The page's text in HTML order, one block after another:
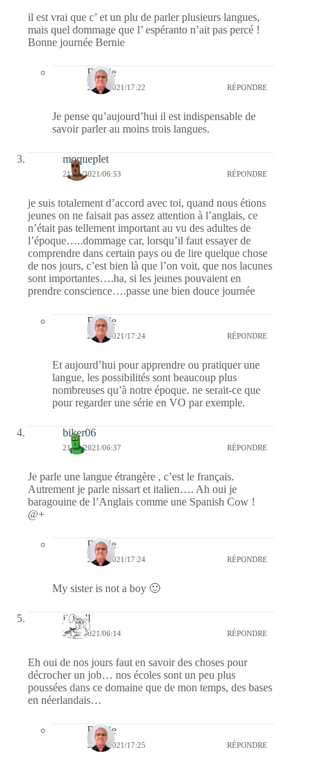
il est vrai que c’ et un plu de parler plusieurs langues,
mais quel dommage que l’ espéranto n’ait pas percé !
Bonne journée Bernie
Bernie
21/01/2021/17:22 RÉPONDRE
Je pense qu’aujourd’hui il est indispensable de
savoir parler au moins trois langues.
moqueplet
21/01/2021/06:53 RÉPONDRE
je suis totalement d’accord avec toi, quand nous étions
jeunes on ne faisait pas assez attention à l’anglais, ce
n’était pas tellement important au vu des adultes de
l’époque…..dommage car, lorsqu’il faut essayer de
comprendre dans certain pays ou de lire quelque chose
de nos jours, c’est bien là que l’on voit, que nos lacunes
sont importantes….ha, si les jeunes pouvaient en
prendre conscience….passe une bien douce journée
Bernie
21/01/2021/17:24 RÉPONDRE
Et aujourd’hui pour apprendre ou pratiquer une
langue, les possibilités sont beaucoup plus
nombreuses qu’à notre époque. ne serait-ce que
pour regarder une série en VO par exemple.
biker06
21/01/2021/06:37 RÉPONDRE
Je parle une langue étrangère , c’est le français.
Autrement je parle nissart et italien…. Ah oui je
baragouine de l’Anglais comme une Spanish Cow !
@+
Bernie
21/01/2021/17:24 RÉPONDRE
My sister is not a boy 🙂
jill bill
21/01/2021/06:14 RÉPONDRE
Eh oui de nos jours faut en savoir des choses pour
décrocher un job… nos écoles sont un peu plus
poussées dans ce domaine que de mon temps, des bases
en néerlandais…
Bernie
21/01/2021/17:25 RÉPONDRE